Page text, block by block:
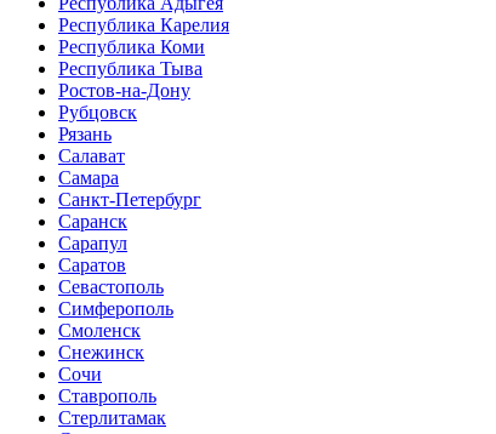
Республика Карелия
Республика Коми
Республика Тыва
Ростов-на-Дону
Рубцовск
Рязань
Салават
Самара
Санкт-Петербург
Саранск
Сарапул
Саратов
Севастополь
Симферополь
Смоленск
Снежинск
Сочи
Ставрополь
Стерлитамак